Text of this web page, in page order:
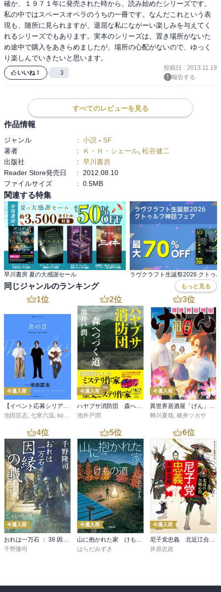
確か、１９７１年に発売された時から、読み始めたシリーズです。
私の中ではスペースオペラのうちの一冊です。なんだこれという表
現も、随所に見られますが、退屈な私にながーい楽しみを与えてく
れるシリーズでもあります。実本のシリーズは、置き場所がないた
め途中で購入をあきらめましたが、場所の心配がないので、ゆっく
り楽しんでいきたいと思います。
いいね！ 3
投稿日 : 2013.11.19
報告する
すべてのレビューを見る
作品情報
ジャンル : 小説 - SF
著者
: Ｋ・Ｈ・シェール 松谷健二
出版社
: 早川書房
Reader Store発売日
:
2012.08.10
ファイルサイズ
: 0.5MB
関連する特集
早川書房 夏の大感謝セール
同じジャンルのランキング もっと見る
1位
今週入荷
【イベント応募シリアルコード付】池田匡志出演・オーディオフォトブック「あの日」SPECIAL EDITION（音声／動画付）
池田匡志, 七寒六温, konoko58 ,村崎キコ
2位
今週入荷
ハヤブサ消防団 森へつづく道
池井戸潤
3位
今週入荷
異世界居酒屋「げん」三杯目
蝉川夏哉, 碓井ツカサ
4位
今週入荷
千野隆司
5位
今週入荷
はらだみずき
6位
今週入荷
井原忠政